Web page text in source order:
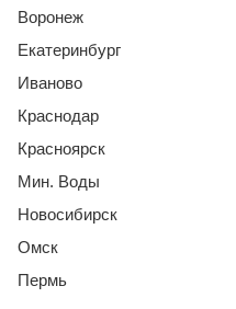
Воронеж
Екатеринбург
Иваново
Краснодар
Красноярск
Мин. Воды
Новосибирск
Омск
Пермь